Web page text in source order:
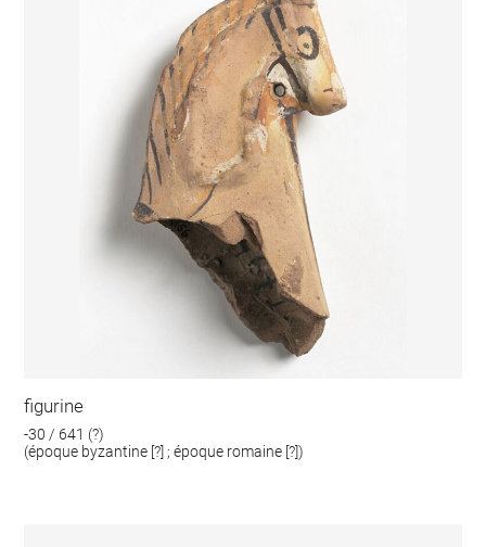
figurine
-30 / 641 (?)
(époque byzantine [?] ; époque romaine [?])